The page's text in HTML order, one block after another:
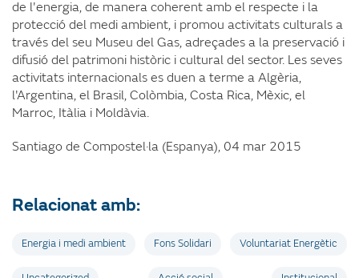
de l'energia, de manera coherent amb el respecte i la
protecció del medi ambient, i promou activitats culturals a
través del seu Museu del Gas, adreçades a la preservació i
difusió del patrimoni històric i cultural del sector. Les seves
activitats internacionals es duen a terme a Algèria,
l'Argentina, el Brasil, Colòmbia, Costa Rica, Mèxic, el
Marroc, Itàlia i Moldàvia.
Santiago de Compostel·la (Espanya), 04 mar 2015
Relacionat amb:
Energia i medi ambient Fons Solidari Voluntariat Energètic